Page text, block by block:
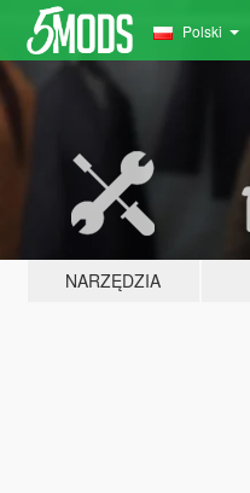
Polski
NARZĘDZIA